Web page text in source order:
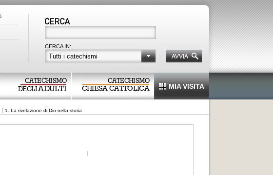
CERCA IN:
Tutti i catechismi
CATECHISMO
DEGLIADULTI
CATECHISMO
CHIESA CATTOLICA MIA VISITA
1. La rivelazione di Dio nella storia